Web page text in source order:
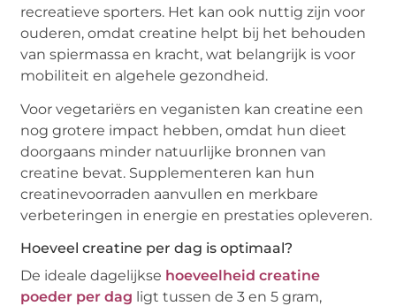
recreatieve sporters. Het kan ook nuttig zijn voor
ouderen, omdat creatine helpt bij het behouden
van spiermassa en kracht, wat belangrijk is voor
mobiliteit en algehele gezondheid.
Voor vegetariërs en veganisten kan creatine een
nog grotere impact hebben, omdat hun dieet
doorgaans minder natuurlijke bronnen van
creatine bevat. Supplementeren kan hun
creatinevoorraden aanvullen en merkbare
verbeteringen in energie en prestaties opleveren.
Hoeveel creatine per dag is optimaal?
De ideale dagelijkse hoeveelheid creatine
poeder per dag ligt tussen de 3 en 5 gram,